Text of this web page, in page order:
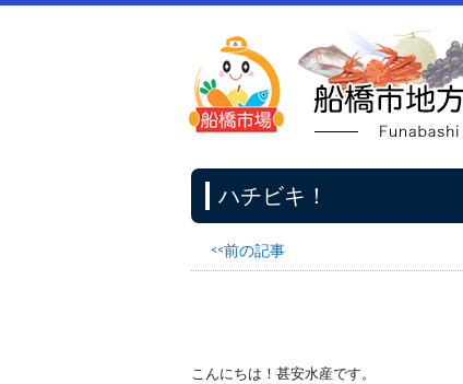
ハチビキ！
<<前の記事
こんにちは！甚安水産です。